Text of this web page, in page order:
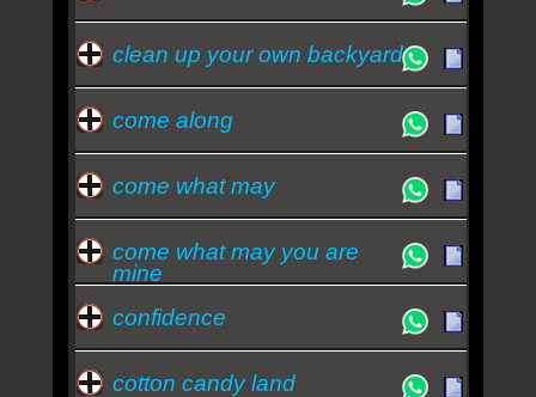
clean up your own backyard
come along
come what may
come what may you are
mine
confidence
cotton candy land